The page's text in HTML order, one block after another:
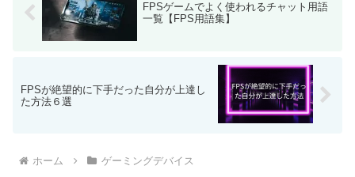
FPSゲームでよく使われるチャット用語
一覧【FPS用語集】
FPSが絶望的に下手だった自分が上達し
た方法６選
ホーム ゲーミングデバイス